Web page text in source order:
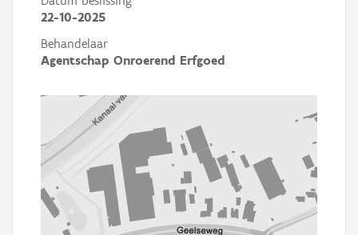
22-10-2025
Behandelaar
Agentschap Onroerend Erfgoed